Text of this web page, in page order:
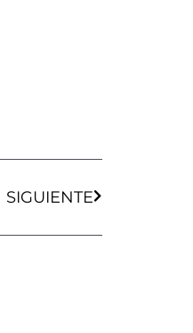
SIGUIENTE